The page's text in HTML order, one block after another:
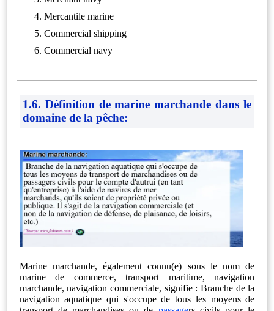
Mercantile marine
Commercial shipping
Commercial navy
1.6. Définition de marine marchande dans le
domaine de la pêche:
Marine marchande, également connu(e) sous le nom de
marine de commerce, transport maritime, navigation
marchande, navigation commerciale, signifie : Branche de la
navigation aquatique qui s'occupe de tous les moyens de